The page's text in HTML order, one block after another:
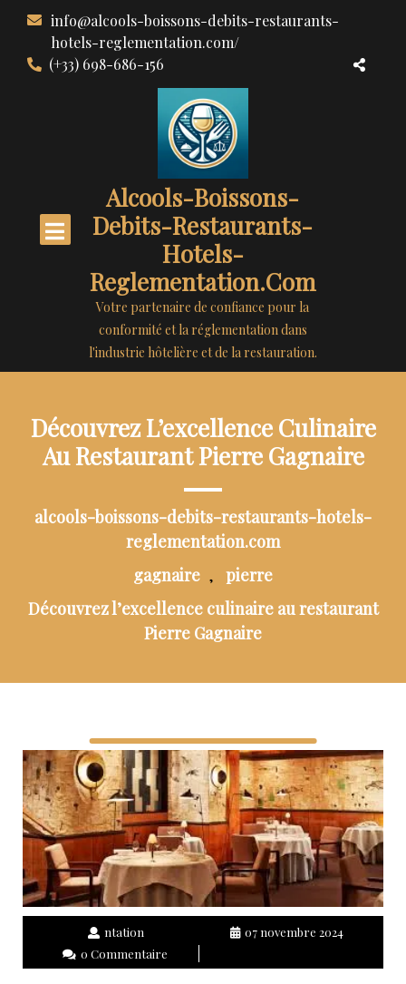
contenu
info@alcools-boissons-debits-restaurants-
hotels-reglementation.com/
(+33) 698-686-156
Alcools-Boissons-
Debits-Restaurants-
Hotels-
Reglementation.com
Votre partenaire de confiance pour la
conformité et la réglementation dans
l'industrie hôtelière et de la restauration.
Découvrez L’excellence Culinaire
Au Restaurant Pierre Gagnaire
alcools-boissons-debits-restaurants-hotels-
reglementation.com
gagnaire ,
pierre
Découvrez l’excellence culinaire au restaurant
Pierre Gagnaire
ntation
07 novembre 2024
0 Commentaire